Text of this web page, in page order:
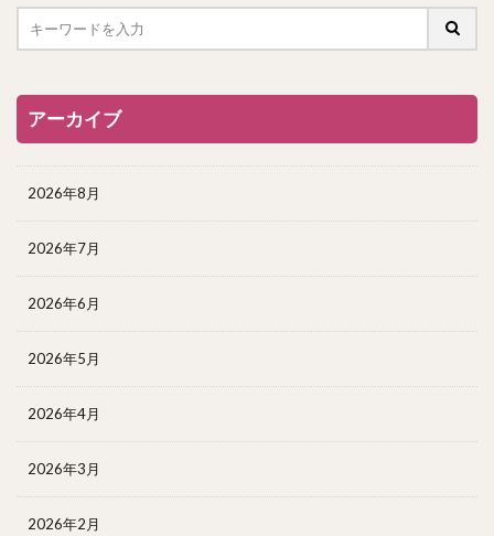
アーカイブ
2026年8月
2026年7月
2026年6月
2026年5月
2026年4月
2026年3月
2026年2月